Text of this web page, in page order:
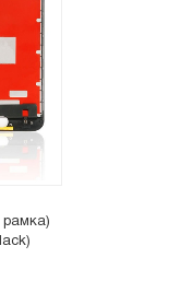
рамка)